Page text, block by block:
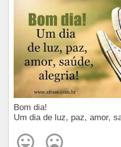
Bom dia!
Um dia de luz, paz, amor,